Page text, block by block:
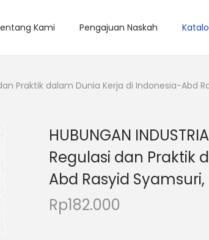
Kami Pengajuan Naskah
dan Praktik dalam Dunia Kerja di Indonesia-Abd
HUBUNGAN
Regulasi dan Praktik
Abd Rasyid Syamsuri,
Rp182.000